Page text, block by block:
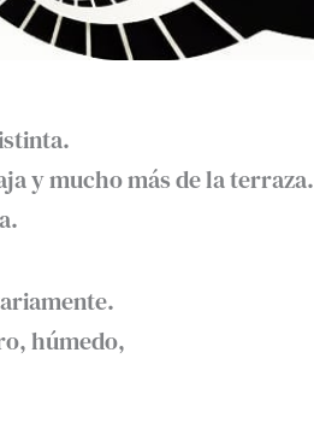
y mucho más de la terraza.
húmedo,